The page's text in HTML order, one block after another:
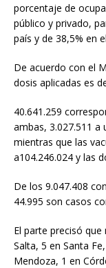
porcentaje de
público y privado,
país y de 38,5% en
De acuerdo con el
dosis aplicadas es
40.641.259
ambas, 3.027.511 a
mientras que las
a104.246.024 y las
De los 9.047.408
44.995 son casos
El parte precisó
Salta, 5 en Santa
Mendoza, 1 en